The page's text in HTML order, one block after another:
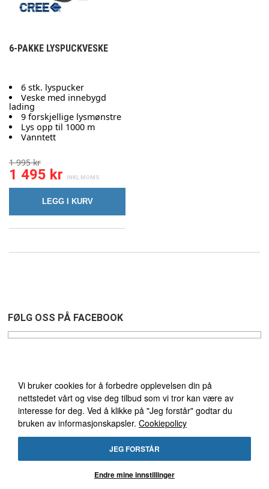
Vi bruker cookies for å forbedre opplevelsen din på
nettstedet vårt og vise deg tilbud som vi tror kan være av
interesse for deg. Ved å klikke på "Jeg forstår" godtar du
bruken av informasjonskapsler. Cookiepolicy
JEG FORSTÅR
Endre mine innstillinger
6-PAKKE LYSPUCKVESKE
6 stk. lyspucker
Veske med innebygd
lading
9 forskjellige lysmønstre
Lys opp til 1000 m
Vanntett
1 995 kr
1 495 kr
LEGG I KURV
FØLG OSS PÅ FACEBOOK
GRATIS FRAKT GJELDER
VED KJØP OVER 1495 NOK
&ÅPENT KJØP 30 DAGER